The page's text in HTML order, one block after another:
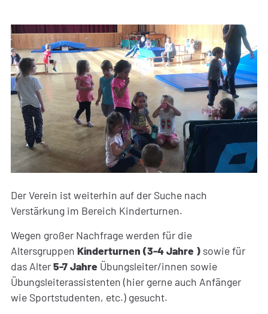
Der Verein ist weiterhin auf der Suche nach
Verstärkung im Bereich Kinderturnen.
Wegen großer Nachfrage werden für die
Altersgruppen Kinderturnen (3-4 Jahre )sowie für
das Alter5-7 JahreÜbungsleiter/innen sowie
Übungsleiterassistenten (hier gerne auch Anfänger
wie Sportstudenten, etc.) gesucht.